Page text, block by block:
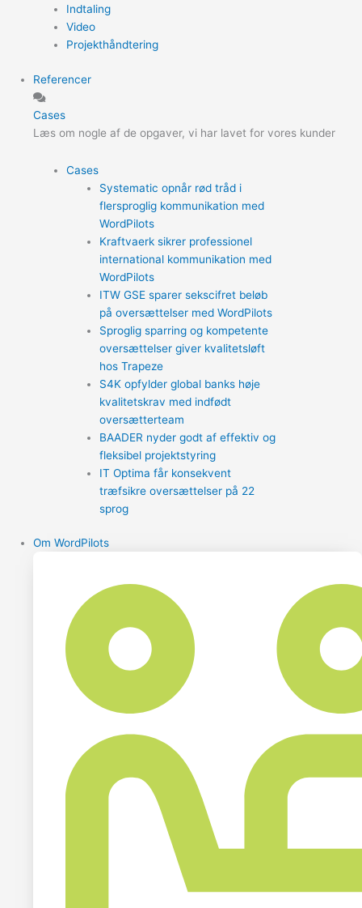
Indtaling
Video
Projekthåndtering
Referencer
Cases
Læs om nogle af de opgaver, vi har lavet for vores kunder
Cases
Systematic opnår rød tråd i
flersproglig kommunikation med
WordPilots
Kraftvaerk sikrer professionel
international kommunikation med
WordPilots
ITW GSE sparer sekscifret beløb
på oversættelser med WordPilots
Sproglig sparring og kompetente
oversættelser giver kvalitetsløft
hos Trapeze
S4K opfylder global banks høje
kvalitetskrav med indfødt
oversætterteam
BAADER nyder godt af effektiv og
fleksibel projektstyring
IT Optima får konsekvent
træfsikre oversættelser på 22
sprog
Om WordPilots